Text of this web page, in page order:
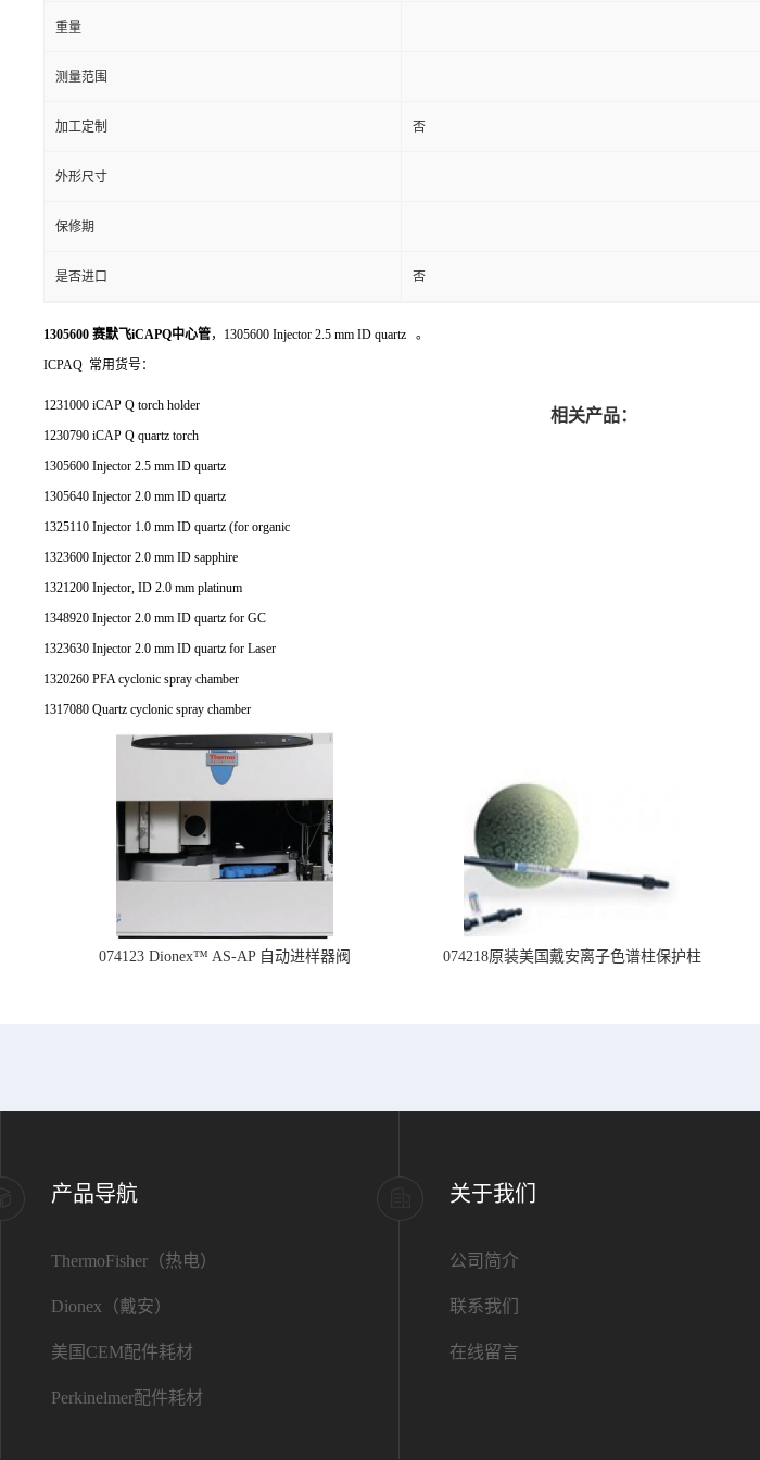
重量
测量范围
加工定制 否
外形尺寸
保修期
是否进口 否
1305600 赛默飞iCAPQ中心管，1305600 Injector 2.5 mm ID quartz 。
ICPAQ 常用货号：
1231000 iCAP Q torch holder
1230790 iCAP Q quartz torch
1305600 Injector 2.5 mm ID quartz
1305640 Injector 2.0 mm ID quartz
1325110 Injector 1.0 mm ID quartz (for organic
1323600 Injector 2.0 mm ID sapphire
1321200 Injector, ID 2.0 mm platinum
1348920 Injector 2.0 mm ID quartz for GC
1323630 Injector 2.0 mm ID quartz for Laser
1320260 PFA cyclonic spray chamber
1317080 Quartz cyclonic spray chamber
相关产品：
074123 Dionex™ AS-AP 自动进样器阀 074218原装美国戴安离子色谱柱保护柱
产品导航
ThermoFisher（热电）
Dionex（戴安）
美国CEM配件耗材
Perkinelmer配件耗材
关于我们
公司简介
联系我们
在线留言